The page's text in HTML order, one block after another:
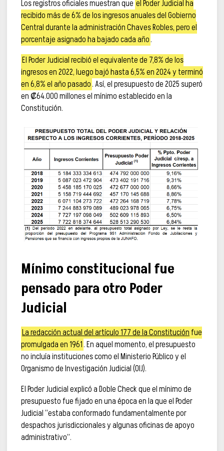
Los registros oficiales muestran que el Poder Judicial ha
recibido más de 6% de los ingresos anuales del Gobierno
Central durante la administración Chaves Robles, pero el
porcentaje asignado ha bajado cada año.
El Poder Judicial recibió el equivalente de 7,8% de los
ingresos en 2022, luego bajó hasta 6,5% en 2024 y terminó
en 6,8% el año pasado. Así, el presupuesto de 2025 superó
en ₡64.000 millones el mínimo establecido en la
Constitución.
Mínimo constitucional fue
pensado para otro Poder
Judicial
La redacción actual del artículo 177 de la Constituciónfue
promulgada en 1961. En aquel momento, el presupuesto
no incluía instituciones como el Ministerio Público y el
Organismo de Investigación Judicial (OIJ).
El Poder Judicial explicó a Doble Check que el mínimo de
presupuesto fue fijado en una época en la que el Poder
Judicial “estaba conformado fundamentalmente por
despachos jurisdiccionales y algunas oficinas de apoyo
administrativo”.